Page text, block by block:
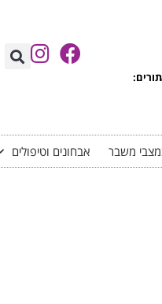
משבר אבחונים וטיפולים